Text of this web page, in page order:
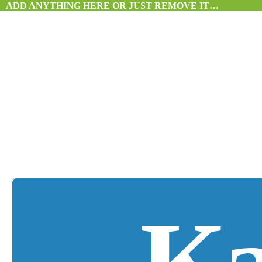
ADD ANYTHING HERE OR JUST REMOVE IT…